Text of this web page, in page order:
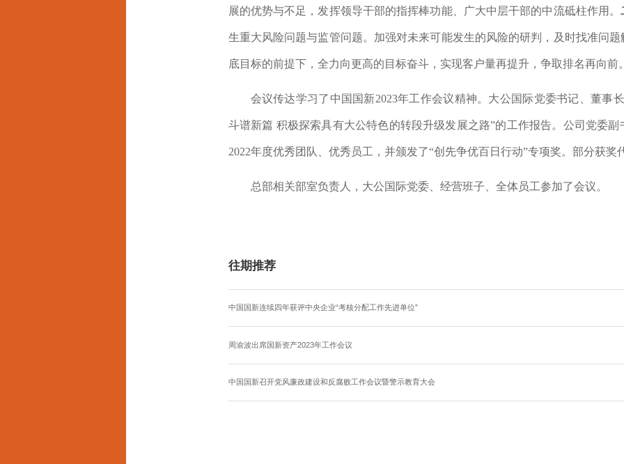
展的优势与不足，发挥领导干部的指挥棒功能、广大中层干部的中流砥柱作用。
生重大风险问题与监管问题。加强对未来可能发生的风险的研判，及时找准问
底目标的前提下，全力向更高的目标奋斗，实现客户量再提升，争取排名再向前
会议传达学习了 中国国新2023年工作会议精神。 大公国际党委书记、董事
斗谱新篇 积极探索具有大公特色的转段升级发展之路”的工作报告。公司党委
2022年度优秀团队、优秀员工，并颁发了“创先争优百日行动”专项奖。部分获奖
总部相关部室负责人，大公国际党委、经营班子、全体员工参加了会议。
往期推荐
中国国新连续四年获评中央企业“考核分配工作先进单位”
周渝波出席国新资产2023年工作会议
中国国新召开党风廉政建设和反腐败